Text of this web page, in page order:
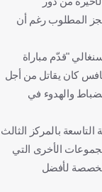
أن فريقه أنجز المطلوب رغم أن
"قدّم مباراة
كان يقاتل من أجل
والهدوء في
بالمركز الثالث
المجموعات الأخرى التي
لأفضل